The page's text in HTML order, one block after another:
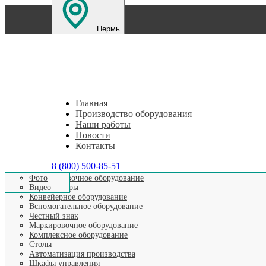
Пермь
Главная
Производство оборудования
Этикетировочное оборудование
Аппликаторы
Конвейерное оборудование
Вспомогательное оборудование
Честный знак
Маркировочное оборудование
Комплексное оборудование
Столы
Автоматизация производства
Шкафы управления
Наши работы
Фото
Видео
Новости
Контакты
8 (800) 500-85-51